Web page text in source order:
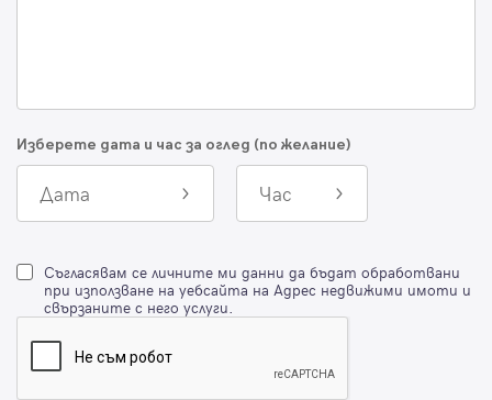
Изберете дата и час за оглед (по желание)
Дата Час
Съгласявам се личните ми данни да бъдат обработвани
при използване на уебсайта на Адрес недвижими имоти и
свързаните с него услуги.